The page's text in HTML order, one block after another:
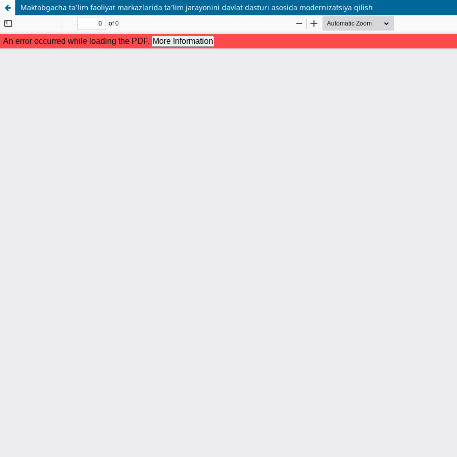
Maktabgacha ta’lim faoliyat markazlarida ta’lim jarayonini davlat dasturi asosida modernizatsiya qilish